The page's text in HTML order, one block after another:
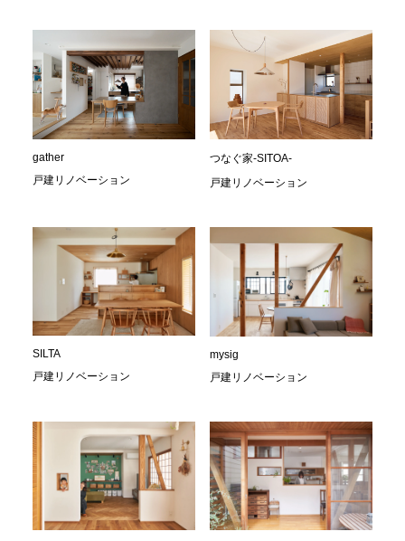
gather
戸建リノベーション
つなぐ家-SITOA-
戸建リノベーション
SILTA
戸建リノベーション
mysig
戸建リノベーション